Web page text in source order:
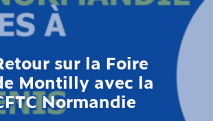
sur la Foire
Montilly avec la
Normandie